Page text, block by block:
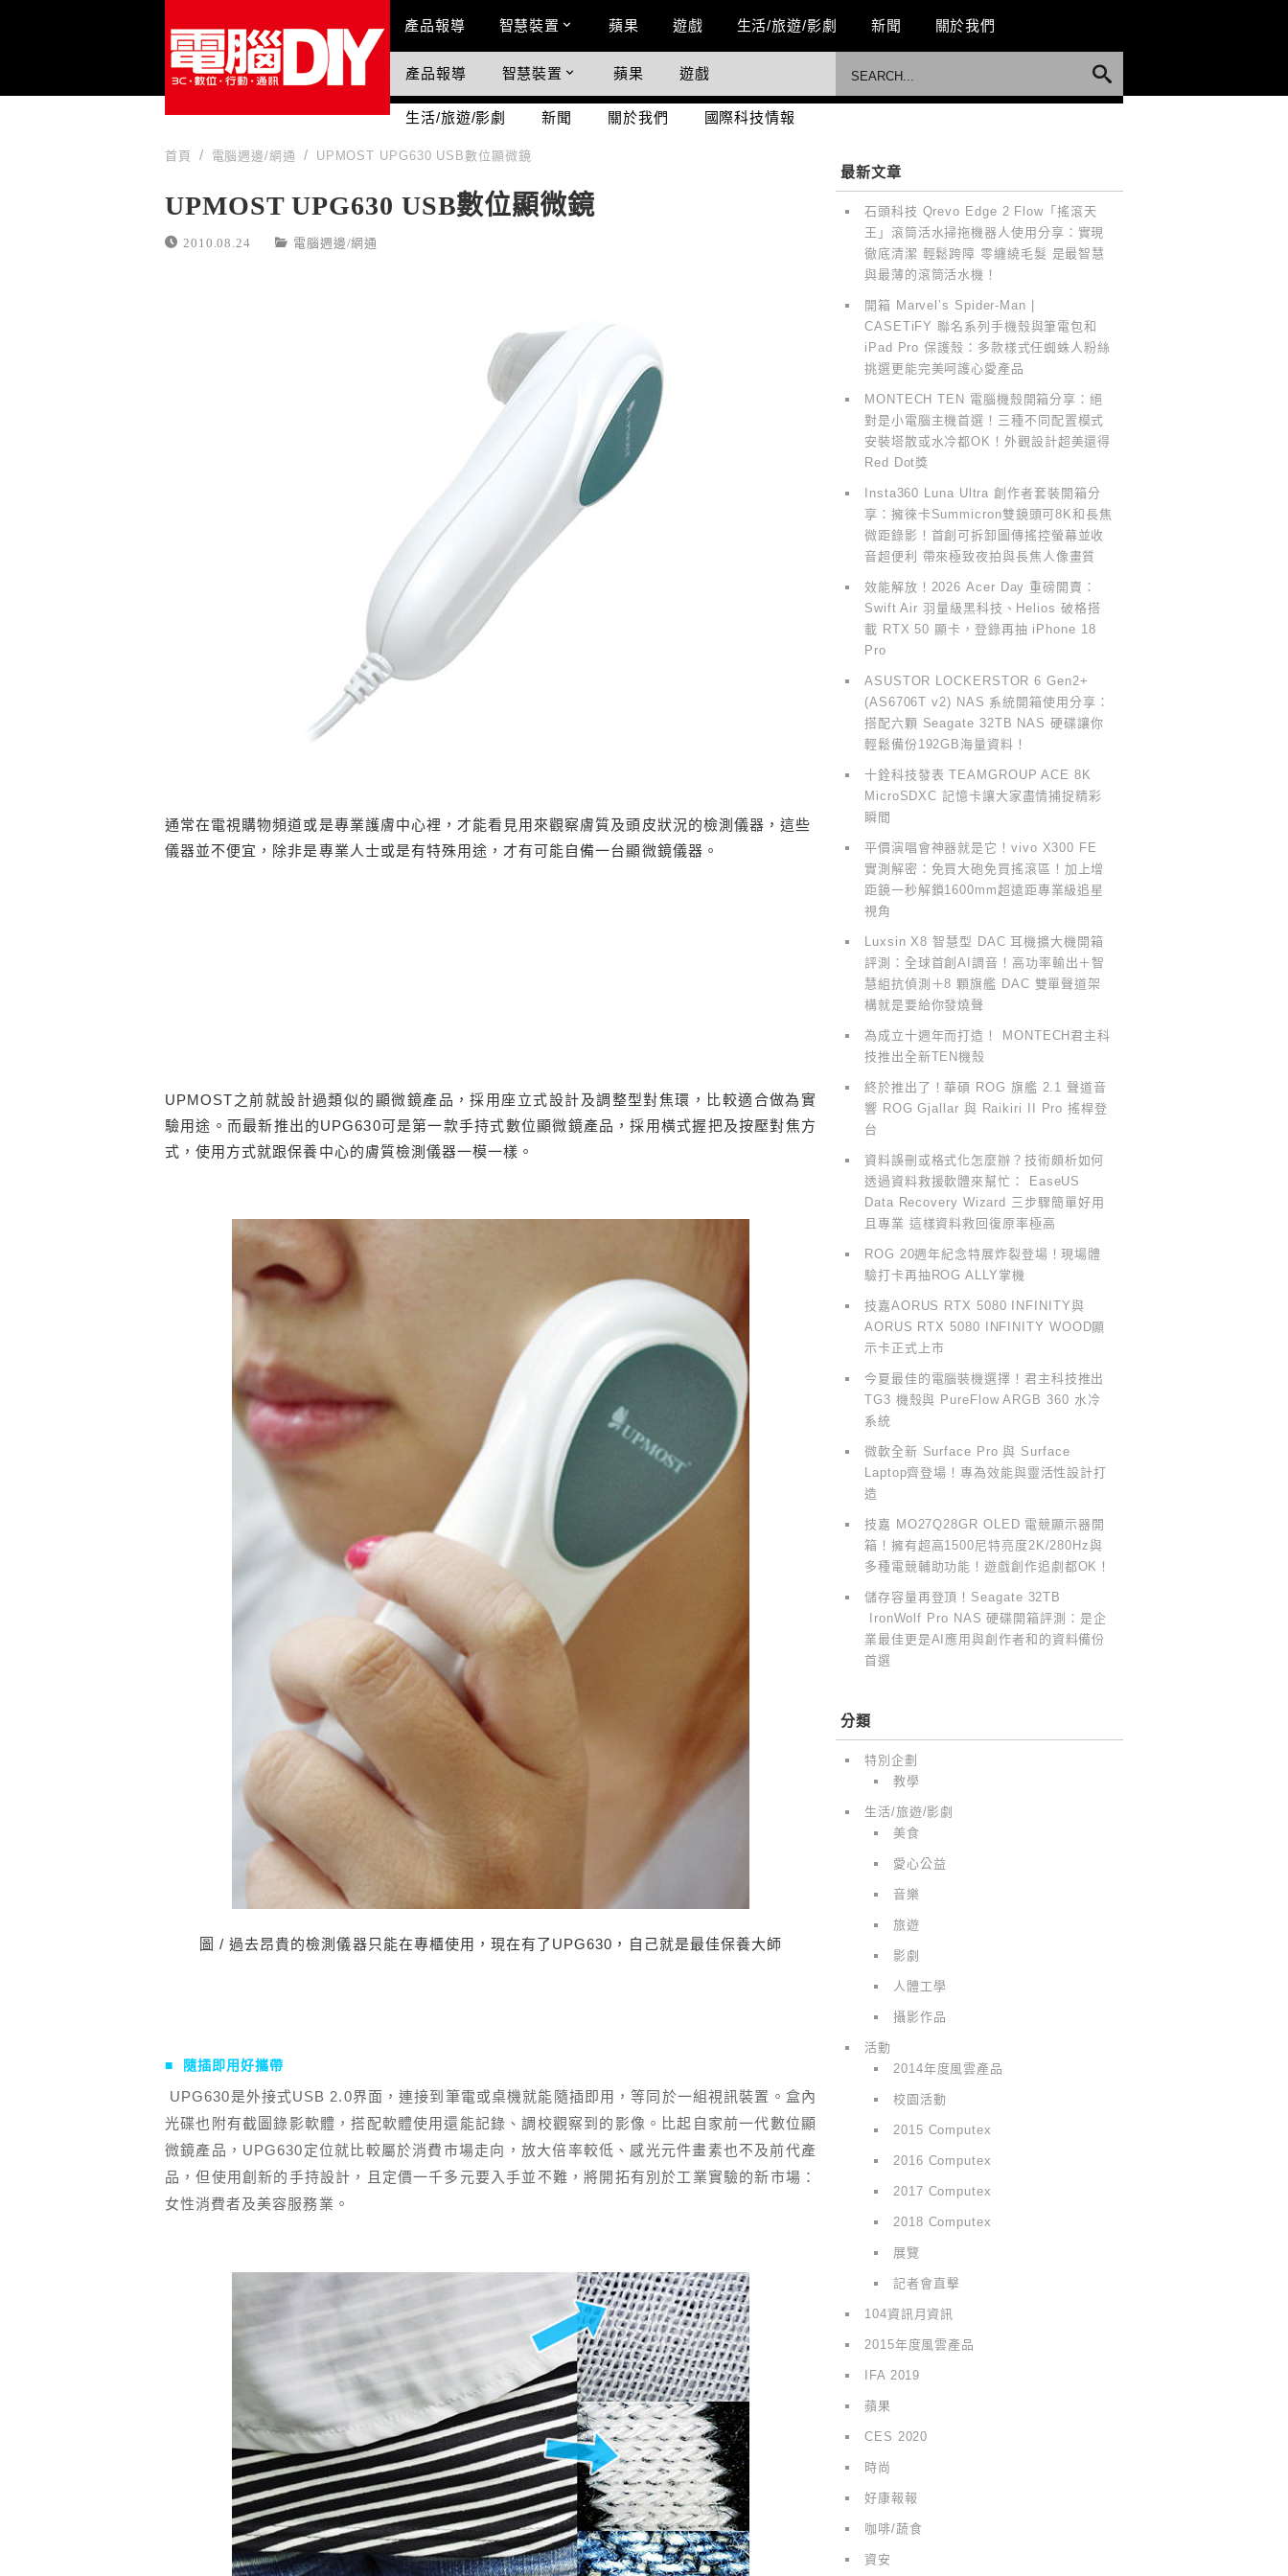
Main Menu
產品報導 智慧裝置 蘋果 遊戲 生活/旅遊/影劇 新聞 關於我們
國際科技情報
產品報導 智慧裝置 蘋果 遊戲
生活/旅遊/影劇 新聞 關於我們 國際科技情報
首頁 電腦週邊/網通 UPMOST UPG630 USB數位顯微鏡
UPMOST UPG630 USB數位顯微鏡
2010.08.24 電腦週邊/網通
通常在電視購物頻道或是專業護膚中心裡，才能看見用來觀察膚質及頭皮狀況的檢測儀器，這些
儀器並不便宜，除非是專業人士或是有特殊用途，才有可能自備一台顯微鏡儀器。
UPMOST之前就設計過類似的顯微鏡產品，採用座立式設計及調整型對焦環，比較適合做為實
驗用途。而最新推出的UPG630可是第一款手持式數位顯微鏡產品，採用橫式握把及按壓對焦方
式，使用方式就跟保養中心的膚質檢測儀器一模一樣。
圖 / 過去昂貴的檢測儀器只能在專櫃使用，現在有了UPG630，自己就是最佳保養大師
■ 隨插即用好攜帶
UPG630是外接式USB 2.0界面，連接到筆電或桌機就能隨插即用，等同於一組視訊裝置。盒內
光碟也附有截圖錄影軟體，搭配軟體使用還能記錄、調校觀察到的影像。比起自家前一代數位顯
微鏡產品，UPG630定位就比較屬於消費市場走向，放大倍率較低、感光元件畫素也不及前代產
品，但使用創新的手持設計，且定價一千多元要入手並不難，將開拓有別於工業實驗的新市場：
女性消費者及美容服務業。
最新文章
石頭科技 Qrevo Edge 2 Flow「搖滾天
王」滾筒活水掃拖機器人使用分享：實現
徹底清潔 輕鬆跨障 零纏繞毛髮 是最智慧
與最薄的滾筒活水機！
開箱 Marvel’s Spider-Man |
CASETiFY 聯名系列手機殼與筆電包和
iPad Pro 保護殼：多款樣式任蜘蛛人粉絲
挑選更能完美呵護心愛產品
MONTECH TEN 電腦機殼開箱分享：絕
對是小電腦主機首選！三種不同配置模式
安裝塔散或水冷都OK！外觀設計超美還得
Red Dot獎
Insta360 Luna Ultra 創作者套裝開箱分
享：擁徠卡Summicron雙鏡頭可8K和長焦
微距錄影！首創可拆卸圖傳搖控螢幕並收
音超便利 帶來極致夜拍與長焦人像畫質
效能解放！2026 Acer Day 重磅開賣：
Swift Air 羽量級黑科技、Helios 破格搭
載 RTX 50 顯卡，登錄再抽 iPhone 18
Pro
ASUSTOR LOCKERSTOR 6 Gen2+
(AS6706T v2) NAS 系統開箱使用分享：
搭配六顆 Seagate 32TB NAS 硬碟讓你
輕鬆備份192GB海量資料！
十銓科技發表 TEAMGROUP ACE 8K
MicroSDXC 記憶卡讓大家盡情捕捉精彩
瞬間
平價演唱會神器就是它！vivo X300 FE
實測解密：免買大砲免買搖滾區！加上增
距鏡一秒解鎖1600mm超遠距專業級追星
視角
Luxsin X8 智慧型 DAC 耳機擴大機開箱
評測：全球首創AI調音！高功率輸出＋智
慧組抗偵測＋8 顆旗艦 DAC 雙單聲道架
構就是要給你發燒聲
為成立十週年而打造！ MONTECH君主科
技推出全新TEN機殼
終於推出了！華碩 ROG 旗艦 2.1 聲道音
響 ROG Gjallar 與 Raikiri II Pro 搖桿登
台
資料誤刪或格式化怎麼辦？技術頗析如何
透過資料救援軟體來幫忙： EaseUS
Data Recovery Wizard 三步驟簡單好用
且專業 這樣資料救回復原率極高
ROG 20週年紀念特展炸裂登場！現場體
驗打卡再抽ROG ALLY掌機
技嘉AORUS RTX 5080 INFINITY與
AORUS RTX 5080 INFINITY WOOD顯
示卡正式上市
今夏最佳的電腦裝機選擇！君主科技推出
TG3 機殼與 PureFlow ARGB 360 水冷
系統
微軟全新 Surface Pro 與 Surface
Laptop齊登場！專為效能與靈活性設計打
造
技嘉 MO27Q28GR OLED 電競顯示器開
箱！擁有超高1500尼特亮度2K/280Hz與
多種電競輔助功能！遊戲創作追劇都OK！
儲存容量再登頂！Seagate 32TB
IronWolf Pro NAS 硬碟開箱評測：是企
業最佳更是AI應用與創作者和的資料備份
首選
分類
特別企劃
教學
生活/旅遊/影劇
美食
愛心公益
音樂
旅遊
影劇
人體工學
攝影作品
活動
2014年度風雲產品
校園活動
2015 Computex
2016 Computex
2017 Computex
2018 Computex
展覽
記者會直擊
104資訊月資訊
2015年度風雲產品
IFA 2019
蘋果
CES 2020
時尚
好康報報
咖啡/蔬食
資安